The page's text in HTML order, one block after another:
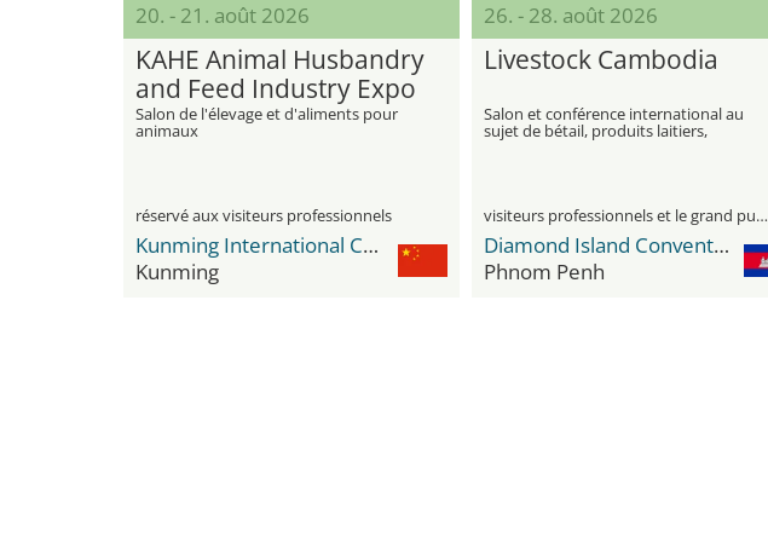
20. - 21. août 2026
KAHE Animal Husbandry
and Feed Industry Expo
China
Salon de l'élevage et d'aliments pour
animaux
réservé aux visiteurs professionnels
Kunming International Convention & Exhibition Center
Kunming
26. - 28. août 2026
Livestock Cambodia
Salon et conférence international au
sujet de bétail, produits laitiers,
aliments pour animaux et
visiteurs professionnels et le grand public
Diamond Island Convention and Exhibition Center
Phnom Penh